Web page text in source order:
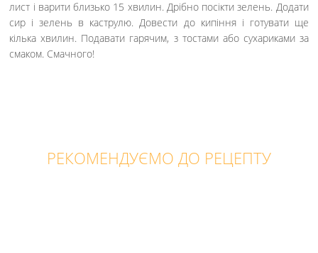
лист і варити близько 15 хвилин. Дрібно посікти зелень. Додати
сир і зелень в каструлю. Довести до кипіння і готувати ще
кілька хвилин. Подавати гарячим, з тостами або сухариками за
смаком. Смачного!
РЕКОМЕНДУЄМО ДО РЕЦЕПТУ